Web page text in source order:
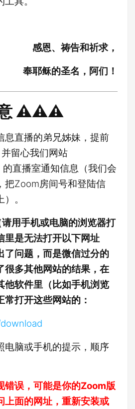
感恩、祷告和祈求，
奉耶稣的圣名，阿们！
⚠️⚠️⚠️
息直播的弟兄姊妹，提前
留心我们网站
的直播室通知信息（我们会
把Zoom房间号和登陆信
。
用手机或电脑的浏览器打
里是无法打开以下网址
了问题，而是微信过分的
很多其他网站的结果，在
他软件里（比如手机浏览
打开这些网站的：
电脑或手机的提示，顺序
错误，可能是你的Zoom版
上面的网址，重新安装或